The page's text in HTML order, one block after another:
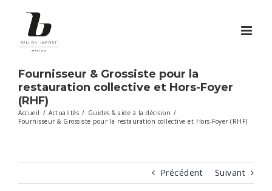
contenu
Fournisseur & Grossiste pour la
restauration collective et Hors-Foyer
(RHF)
Accueil / Actualités / Guides & aide à la décision /
Fournisseur & Grossiste pour la restauration collective et Hors-Foyer (RHF)
Précédent Suivant